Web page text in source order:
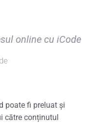
online cu iCode
poate fi preluat și
către conținutul